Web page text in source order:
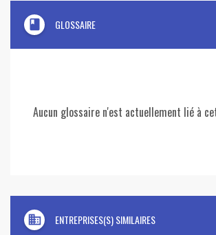
book GLOSSAIRE
Aucun glossaire n'est actuellement lié à
domain ENTREPRISES(S) SIMILAIRES